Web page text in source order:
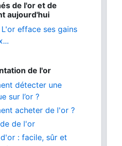
de l'or et de
aujourd'hui
efface ses gains
de l'or
détecter une
sur l’or ?
acheter de l'or ?
de l'or
: facile, sûr et